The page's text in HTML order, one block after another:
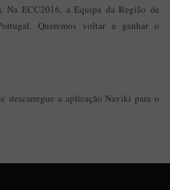
Na ECC2016, a Equipa da Região de
Queremos voltar a ganhar o
e descarregue a aplicação Naviki para o